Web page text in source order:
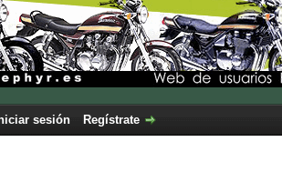
sesión Regístrate